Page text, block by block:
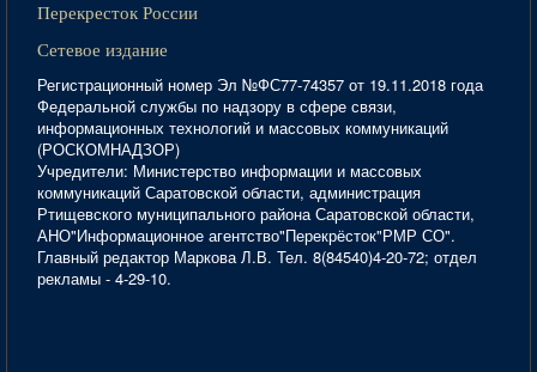
Перекресток России
Сетевое издание
Регистрационный номер Эл №ФС77-74357 от 19.11.2018 года
Федеральной службы по надзору в сфере связи,
информационных технологий и массовых коммуникаций
(РОСКОМНАДЗОР)
Учредители: Министерство информации и массовых
коммуникаций Саратовской области, администрация
Ртищевского муниципального района Саратовской области,
АНО"Информационное агентство"Перекрёсток"РМР СО".
Главный редактор Маркова Л.В. Тел. 8(84540)4-20-72; отдел
рекламы - 4-29-10.